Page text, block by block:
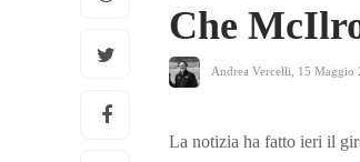
Che
Andrea Vercelli 15 Maggio
La notizia ha fatto ieri il